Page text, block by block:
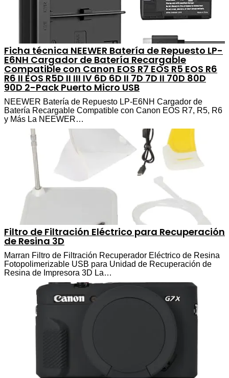
Ficha técnica NEEWER Batería de Repuesto LP-
E6NH Cargador de Batería Recargable
Compatible con Canon EOS R7 EOS R5 EOS R6
R6 II EOS R5D II III IV 6D 6D II 7D 7D II 70D 80D
90D 2-Pack Puerto Micro USB
NEEWER Batería de Repuesto LP-E6NH Cargador de
Batería Recargable Compatible con Canon EOS R7, R5, R6
y Más La NEEWER…
Filtro de Filtración Eléctrico para Recuperación
de Resina 3D
Marran Filtro de Filtración Recuperador Eléctrico de Resina
Fotopolimerizable USB para Unidad de Recuperación de
Resina de Impresora 3D La…